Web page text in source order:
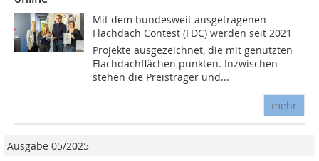
Mit dem bundesweit ausgetragenen
Flachdach Contest (FDC) werden seit 2021
Projekte ausgezeichnet, die mit genutzten
Flachdachflächen punkten. Inzwischen
stehen die Preisträger und...
mehr
Ausgabe 05/2025